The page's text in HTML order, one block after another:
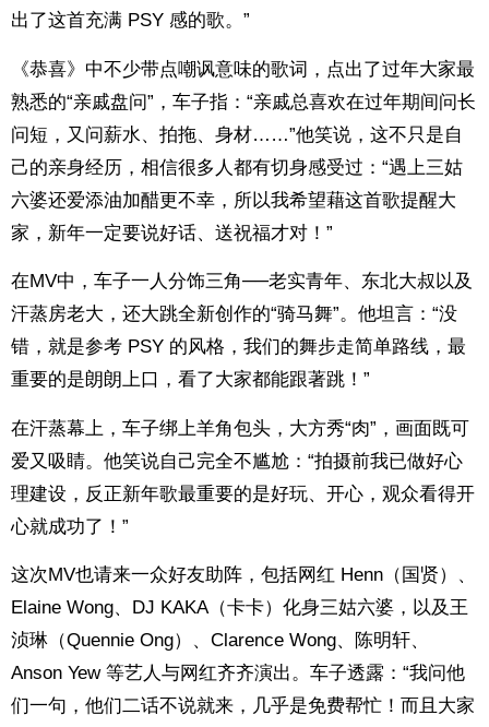
出了这首充满 PSY 感的歌。”
《恭喜》中不少带点嘲讽意味的歌词，点出了过年大家最
熟悉的“亲戚盘问”，车子指：“亲戚总喜欢在过年期间问长
问短，又问薪水、拍拖、身材……”他笑说，这不只是自
己的亲身经历，相信很多人都有切身感受过：“遇上三姑
六婆还爱添油加醋更不幸，所以我希望藉这首歌提醒大
家，新年一定要说好话、送祝福才对！”
在MV中，车子一人分饰三角──老实青年、东北大叔以及
汗蒸房老大，还大跳全新创作的“骑马舞”。他坦言：“没
错，就是参考 PSY 的风格，我们的舞步走简单路线，最
重要的是朗朗上口，看了大家都能跟著跳！”
在汗蒸幕上，车子绑上羊角包头，大方秀“肉”，画面既可
爱又吸睛。他笑说自己完全不尴尬：“拍摄前我已做好心
理建设，反正新年歌最重要的是好玩、开心，观众看得开
心就成功了！”
这次MV也请来一众好友助阵，包括网红 Henn（国贤）、
Elaine Wong、DJ KAKA（卡卡）化身三姑六婆，以及王
浈琳（Quennie Ong）、Clarence Wong、陈明轩、
Anson Yew 等艺人与网红齐齐演出。车子透露：“我问他
们一句，他们二话不说就来，几乎是免费帮忙！而且大家